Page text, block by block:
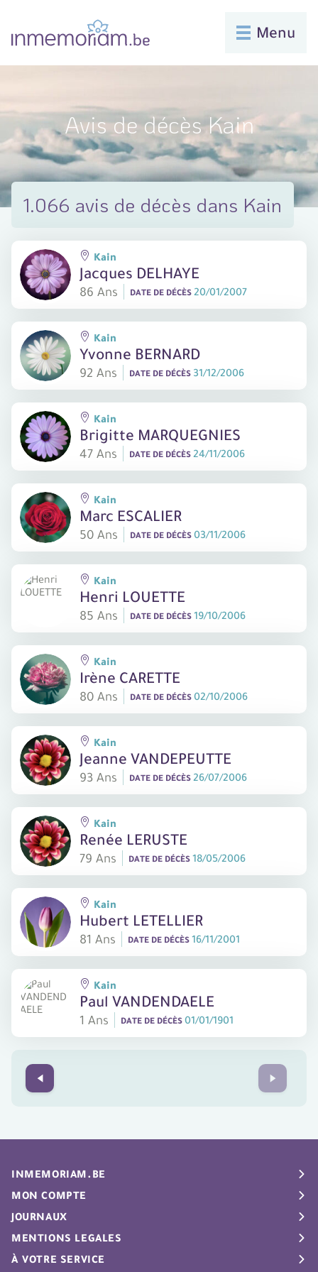
Menu
Avis de décès Kain
1.066 avis de décès dans Kain
Jacques DELHAYE
86 Ans
Kain
DATE DE DÉCÈS 20/01/2007
Yvonne BERNARD
92 Ans
Kain
DATE DE DÉCÈS 31/12/2006
Brigitte MARQUEGNIES
47 Ans
Kain
DATE DE DÉCÈS 24/11/2006
Marc ESCALIER
50 Ans
Kain
DATE DE DÉCÈS 03/11/2006
Henri LOUETTE
85 Ans
Kain
DATE DE DÉCÈS 19/10/2006
Irène CARETTE
80 Ans
Kain
DATE DE DÉCÈS 02/10/2006
Jeanne VANDEPEUTTE
93 Ans
Kain
DATE DE DÉCÈS 26/07/2006
Renée LERUSTE
79 Ans
Kain
DATE DE DÉCÈS 18/05/2006
Hubert LETELLIER
81 Ans
Kain
DATE DE DÉCÈS 16/11/2001
Paul VANDENDAELE
1 Ans
Kain
DATE DE DÉCÈS 01/01/1901
Prev Next
INMEMORIAM.BE
Avis de décès
En souvenir de
Infos
MON COMPTE
My Inmemoriam
Gérer la page de deuil
JOURNAUX
De Standaard
Het Belang van Limburg
MENTIONS LEGALES
Conditions d’utilisation
À VOTRE SERVICE